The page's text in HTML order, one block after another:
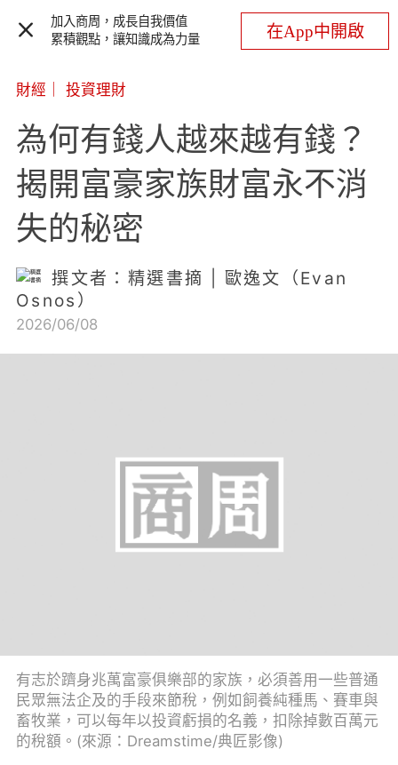
加入商周，成長自我價值
累積觀點，讓知識成為力量
在App中開啟
財經 投資理財
為何有錢人越來越有錢？
揭開富豪家族財富永不消
失的秘密
撰文者：精選書摘 | 歐逸文（Evan
Osnos）
2026/06/08
有志於躋身兆萬富豪俱樂部的家族，必須善用一些普通
民眾無法企及的手段來節稅，例如飼養純種馬、賽車與
畜牧業，可以每年以投資虧損的名義，扣除掉數百萬元
的稅額。(來源：Dreamstime/典匠影像)